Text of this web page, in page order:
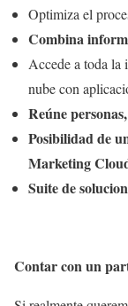
Optimiza el
Combina
Accede a toda la
nube con
Reúne
Posibilidad de
Marketing
Suite de
Contar con un